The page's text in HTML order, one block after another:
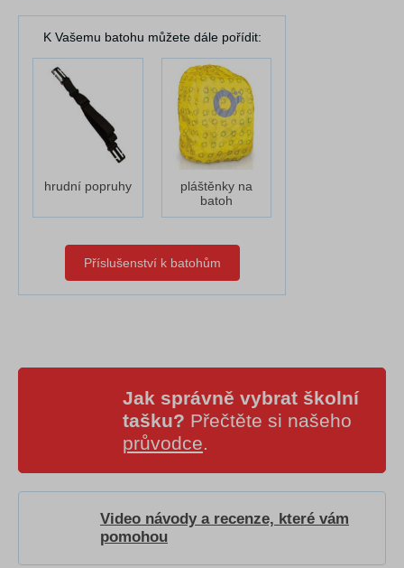
K Vašemu batohu můžete dále pořídit:
hrudní popruhy
pláštěnky na
batoh
Příslušenství k batohům
Jak správně vybrat školní
tašku? Přečtěte si našeho
průvodce.
Video návody a recenze, které vám
pomohou